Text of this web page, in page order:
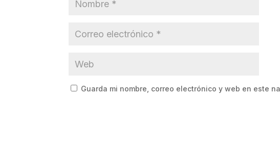
Guarda mi nombre, correo electrónico y web en este